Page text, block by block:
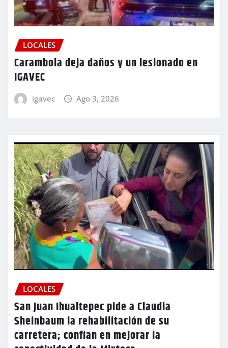
LOCALES
Carambola deja daños y un lesionado en
IGAVEC
igavec Ago 3, 2026
LOCALES
San Juan Ihualtepec pide a Claudia
Sheinbaum la rehabilitación de su
carretera; confían en mejorar la